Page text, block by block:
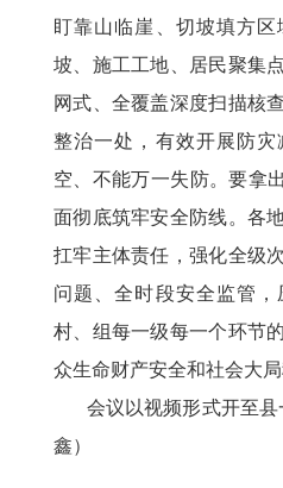
盯靠山临崖、切坡填方
坡、施工工地、居民聚集
网式、全覆盖深度扫描核
整治一处，有效开展防
空、不能万一失防。要拿
面彻底筑牢安全防线。各
扛牢主体责任，强化全级
问题、全时段安全监管，
村、组每一级每一个环节
众生命财产安全和社会大局
会议以视频形式开至
鑫）